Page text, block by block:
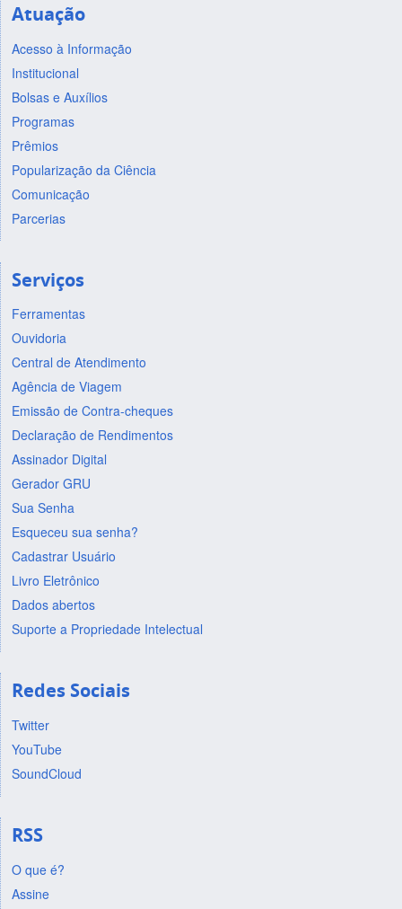
Atuação
Acesso à Informação
Institucional
Bolsas e Auxílios
Programas
Prêmios
Popularização da Ciência
Comunicação
Parcerias
Serviços
Ferramentas
Ouvidoria
Central de Atendimento
Agência de Viagem
Emissão de Contra-cheques
Declaração de Rendimentos
Assinador Digital
Gerador GRU
Sua Senha
Esqueceu sua senha?
Cadastrar Usuário
Livro Eletrônico
Dados abertos
Suporte a Propriedade Intelectual
Redes Sociais
Twitter
YouTube
SoundCloud
RSS
O que é?
Assine